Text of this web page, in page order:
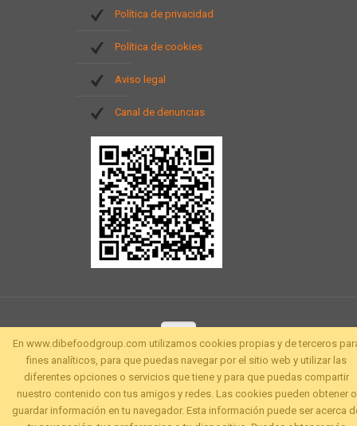
Política de privacidad
Política de cookies
Aviso legal
Canal de denuncias
En www.dibefoodgroup.com utilizamos cookies propias y de terceros
fines analíticos, para que puedas navegar por el sitio web y utilizar las
diferentes opciones o servicios que tiene y para que puedas compartir
nuestro contenido con tus amigos y redes. Las cookies pueden obtener o
guardar información en tu navegador. Esta información puede ser acerca